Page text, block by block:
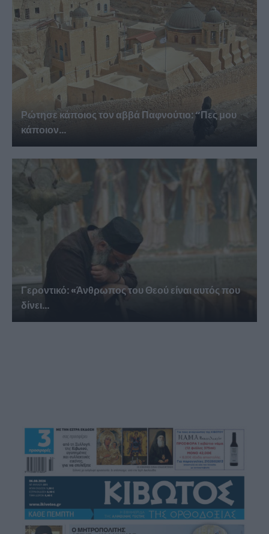
Ρώτησε κάποιος τον αββά Παφνούτιο: “Πες μου
κάποιον...
Γεροντικό: «Άνθρωπος του Θεού είναι αυτός που
δίνει...